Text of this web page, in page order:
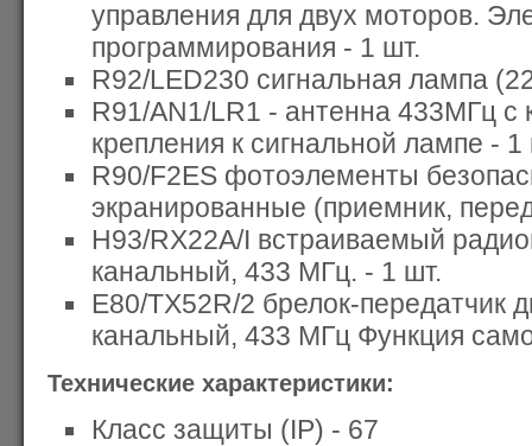
управления для двух моторов.
программирования - 1 шт.
R92/LED230 сигнальная лампа
R91/AN1/LR1 - антенна 433МГц с
крепления к сигнальной лампе - 1
R90/F2ES фотоэлементы
экранированные (приемник,
H93/RX22A/I встраиваемый
канальный, 433 МГц. - 1 шт.
E80/TX52R/2 брелок-передатчик
канальный, 433 МГц Функция
Технические характеристики:
Класс защиты (IP) - 67